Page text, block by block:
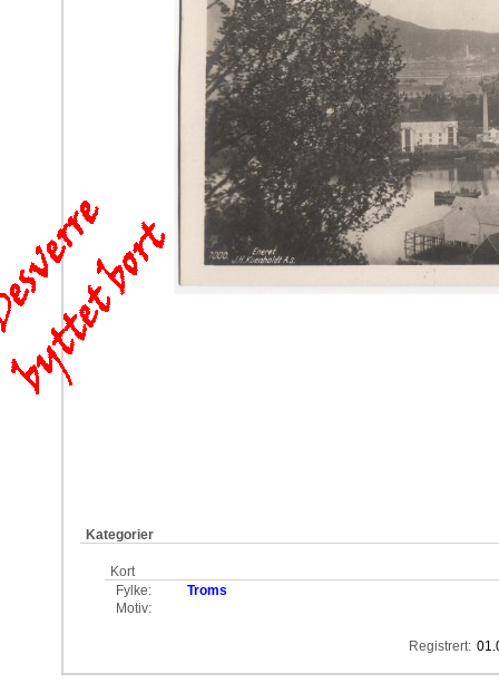
Kategorier
Kort
Fylke:
Troms
Motiv:
Registrert: